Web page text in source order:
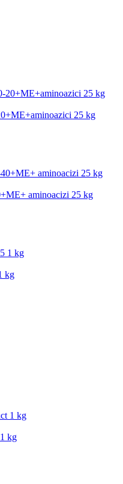
25 kg
aminoacizi 25 kg
kg
kg